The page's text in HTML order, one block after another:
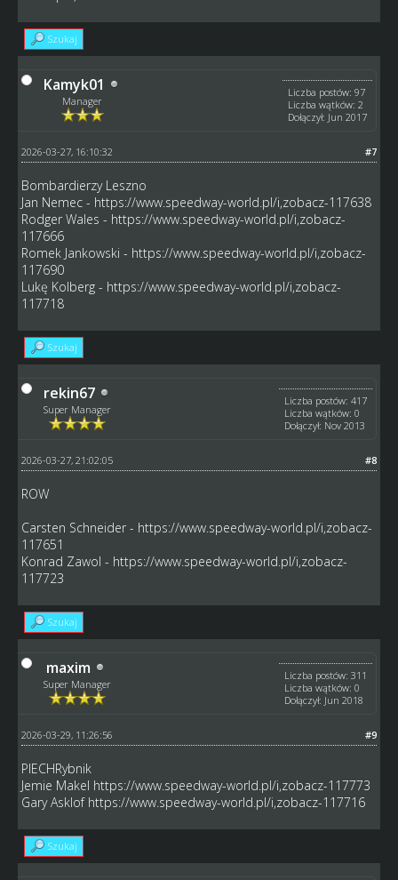
Szukaj
Kamyk01
Manager
Liczba postów: 97
Liczba wątków: 2
Dołączył: Jun 2017
#7
2026-03-27, 16:10:32
Bombardierzy Leszno
Jan Nemec - https://www.speedway-world.pl/i,zobacz-117638
Rodger Wales - https://www.speedway-world.pl/i,zobacz-
117666
Romek Jankowski - https://www.speedway-world.pl/i,zobacz-
117690
Lukę Kolberg - https://www.speedway-world.pl/i,zobacz-
117718
Szukaj
rekin67
Super Manager
Liczba postów: 417
Liczba wątków: 0
Dołączył: Nov 2013
#8
2026-03-27, 21:02:05
ROW
Carsten Schneider - https://www.speedway-world.pl/i,zobacz-
117651
Konrad Zawol - https://www.speedway-world.pl/i,zobacz-
117723
Szukaj
maxim
Super Manager
Liczba postów: 311
Liczba wątków: 0
Dołączył: Jun 2018
#9
2026-03-29, 11:26:56
PIECHRybnik
Jemie Makel https://www.speedway-world.pl/i,zobacz-117773
Gary Asklof https://www.speedway-world.pl/i,zobacz-117716
Szukaj